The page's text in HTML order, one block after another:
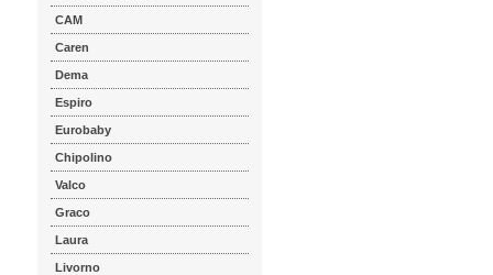
CAM
Caren
Dema
Espiro
Eurobaby
Chipolino
Valco
Graco
Laura
Livorno